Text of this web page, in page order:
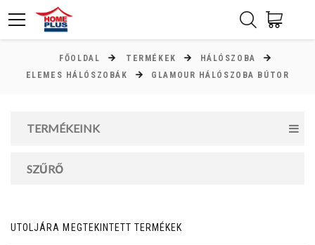
FŐOLDAL TERMÉKEK
HÁLÓSZOBA
ELEMES HÁLÓSZOBÁK
GLAMOUR HÁLÓSZOBA BÚTOR
TERMÉKEINK
SZŰRŐ
Ft
MAGASSÁG
UTOLJÁRA MEGTEKINTETT TERMÉKEK